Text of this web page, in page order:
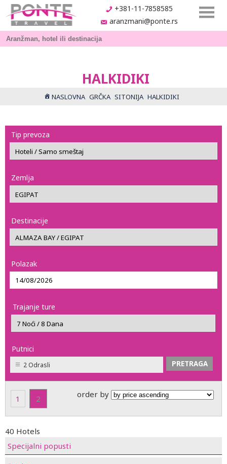
+381-11-7858585
aranzmani@ponte.rs
HALKIDIKI
NASLOVNA GRČKA SITONIJA HALKIDIKI
Tip prevoza
Zemlja
Destinacije
Polazak
Trajanje ture
Putnici
2 Odrasli
1 2 order by
40 Hotels
Specijalni popusti